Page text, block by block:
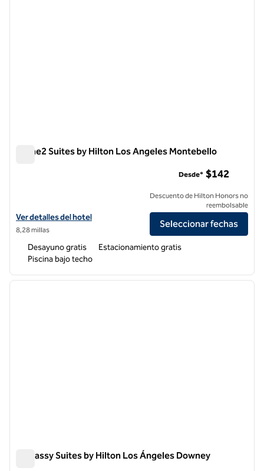
Home2 Suites by Hilton Los Angeles Montebello
Ver detalles del hotel Home2 Suites by Hilton Los Angeles
Ver detalles del hotel
8,28 millas
Desde* $142
Descuento de Hilton Honors no
reembolsable
Seleccionar fechas
Desayuno gratis
Estacionamiento gratis
Piscina bajo techo
1 de 12
Embassy Suites by Hilton Los Ángeles Downey